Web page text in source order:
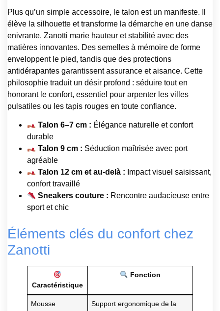
Plus qu’un simple accessoire, le talon est un manifeste. Il
élève la silhouette et transforme la démarche en une danse
enivrante. Zanotti marie hauteur et stabilité avec des
matières innovantes. Des semelles à mémoire de forme
enveloppent le pied, tandis que des protections
antidérapantes garantissent assurance et aisance. Cette
philosophie traduit un désir profond : séduire tout en
honorant le confort, essentiel pour arpenter les villes
pulsatiles ou les tapis rouges en toute confiance.
Talon 6–7 cm : Élégance naturelle et confort
durable
Talon 9 cm : Séduction maîtrisée avec port
agréable
Talon 12 cm et au-delà : Impact visuel saisissant,
confort travaillé
Sneakers couture : Rencontre audacieuse entre
sport et chic
Éléments clés du confort chez
Zanotti
Caractéristique
Fonction
Mousse
Support ergonomique de la